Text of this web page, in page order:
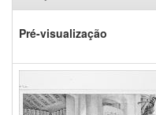
Pré-visualização